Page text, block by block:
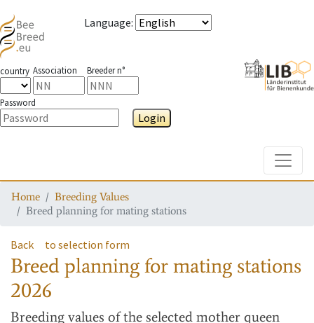
Language:
country Association Breeder n°
Password
Login
Home
Breeding Values
Breed planning for mating stations
Back to selection form
Breed planning for mating stations
2026
Breeding values of the selected mother queen